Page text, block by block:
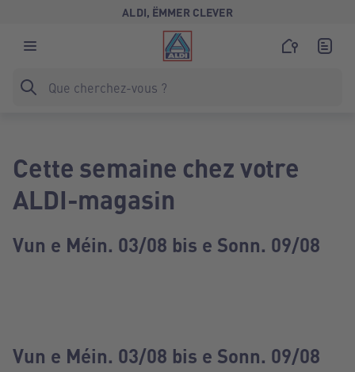
ALDI, ËMMER CLEVER
Cette semaine chez votre
ALDI-magasin
Vun e Méin. 03/08 bis e Sonn. 09/08
Vun e Méin. 03/08 bis e Sonn. 09/08